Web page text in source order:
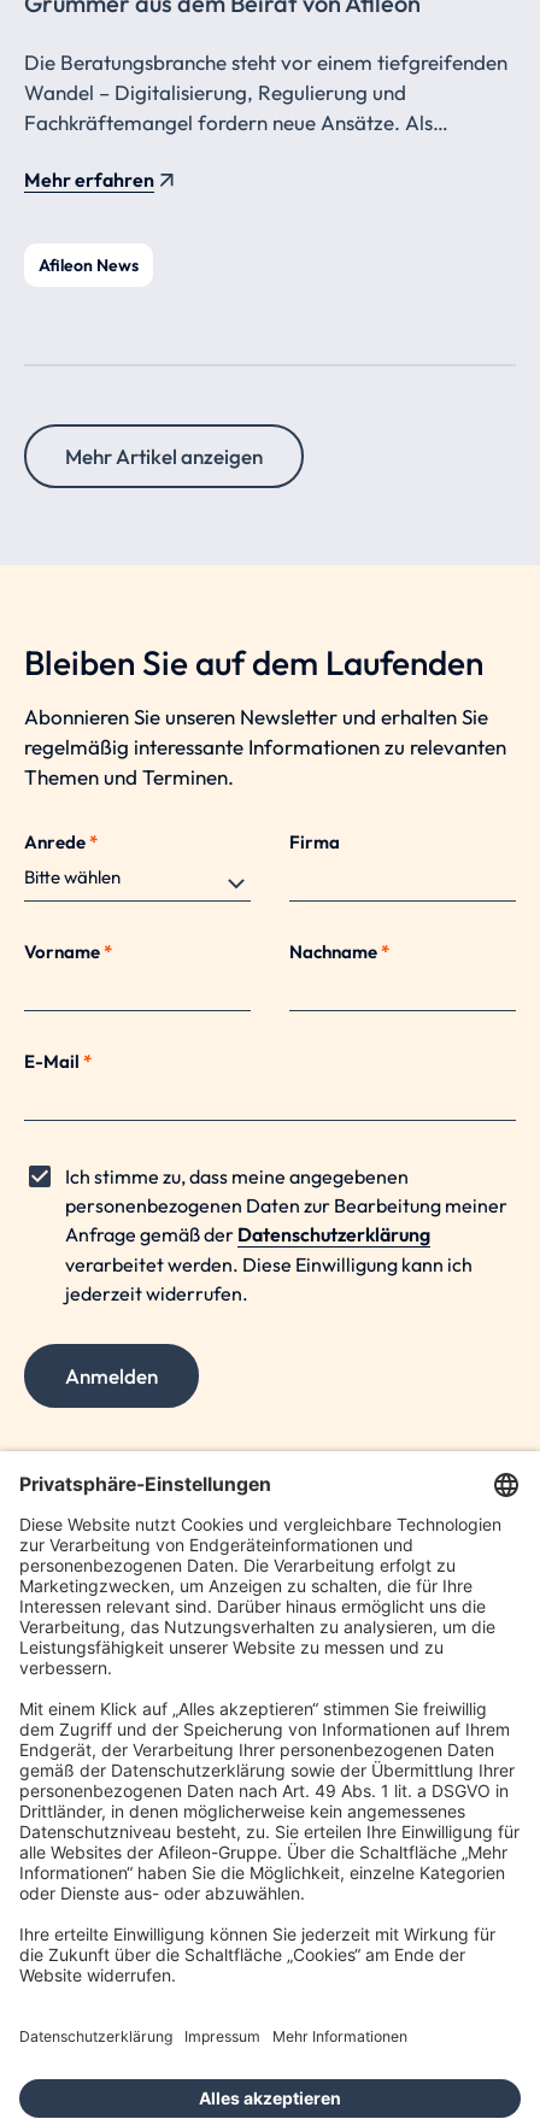
Die Beratungsbranche steht vor einem tiefgreifenden
Wandel – Digitalisierung, Regulierung und
Fachkräftemangel fordern neue Ansätze. Als
Hiebeler-Hasner und Jan-Menko Grummer diese
Steuerkanzlei der Zukunft.
Mehr erfahren
Afileon News
Mehr Artikel anzeigen
Bleiben Sie auf dem Laufenden
Abonnieren Sie unseren Newsletter und erhalten Sie
regelmäßig interessante Informationen zu relevanten
Themen und Terminen.
Anrede* Firma
Vorname* Nachname*
E-Mail *
Ich stimme zu, dass meine angegebenen
personenbezogenen Daten zur Bearbeitung meiner
Anfrage gemäß der Datenschutzerklärung
verarbeitet werden. Diese Einwilligung kann ich
jederzeit widerrufen.
Anmelden
BFS Steuerberatung GmbH
Berliner Straße 75
63065 Offenbach am Main
info@b-f-s.de
Impressum
Datenschutz
Barrierefreiheitserklärung
Cookies